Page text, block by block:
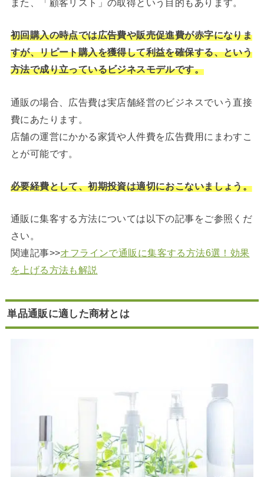
また、「顧客リスト」の取得という目的もあります。
初回購入の時点では広告費や販売促進費が赤字になりま
すが、リピート購入を獲得して利益を確保する、という
方法で成り立っているビジネスモデルです。
通販の場合、広告費は実店舗経営のビジネスでいう直接
費にあたります。
店舗の運営にかかる家賃や人件費を広告費用にまわすこ
とが可能です。
必要経費として、初期投資は適切におこないましょう。
通販に集客する方法については以下の記事をご参照くだ
さい。
関連記事>>オフラインで通販に集客する方法6選！効果
を上げる方法も解説
単品通販に適した商材とは